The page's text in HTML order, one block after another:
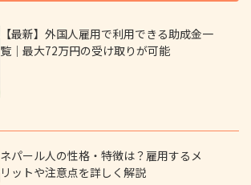
【最新】外国人雇用で利用できる助成金一
覧｜最大72万円の受け取りが可能
ネパール人の性格・特徴は？雇用するメ
リットや注意点を詳しく解説